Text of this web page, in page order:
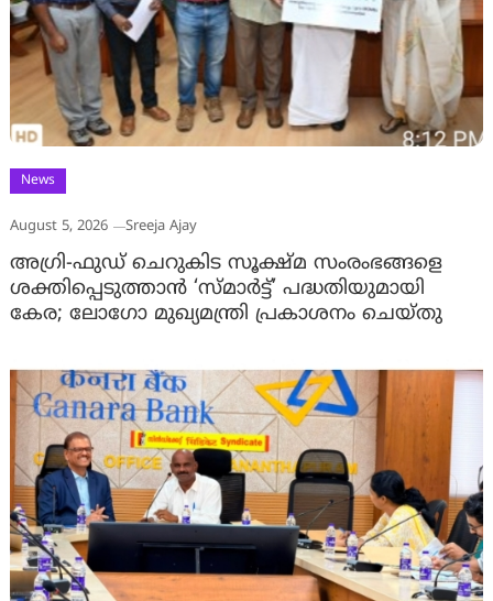
News
August 5, 2026 Sreeja Ajay
അഗ്രി-ഫുഡ് ചെറുകിട സൂക്ഷ്മ സംരംഭങ്ങളെ
ശക്തിപ്പെടുത്താന്‍ ‘സ്മാര്‍ട്ട്’ പദ്ധതിയുമായി
കേര; ലോഗോ മുഖ്യമന്ത്രി പ്രകാശനം ചെയ്തു